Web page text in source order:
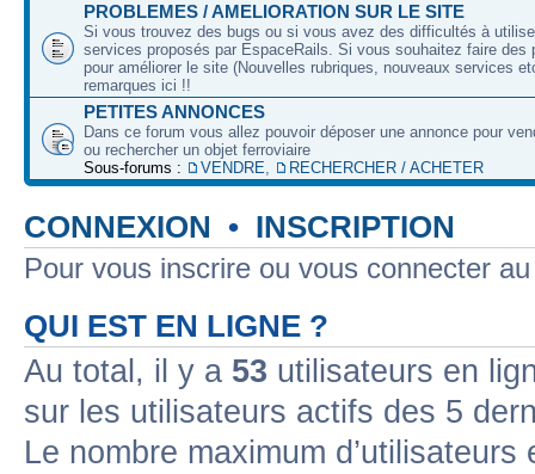
PROBLEMES / AMELIORATION SUR LE SITE
Si vous trouvez des bugs ou si vous avez des difficultés à
services proposés par EspaceRails. Si vous souhaitez faire des
pour améliorer le site (Nouvelles rubriques, nouveaux services
remarques ici !!
PETITES ANNONCES
Dans ce forum vous allez pouvoir déposer une annonce pour
ou rechercher un objet ferroviaire
Sous-forums :
VENDRE, RECHERCHER / ACHETER
CONNEXION • INSCRIPTION
Pour vous inscrire ou vous connecter
QUI EST EN LIGNE ?
Au total, il y a 53 utilisateurs en
sur les utilisateurs actifs des 5
Le nombre maximum